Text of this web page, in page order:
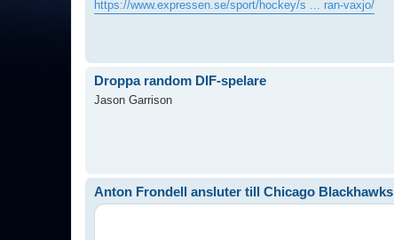
https://www.expressen.se/sport/hockey/s ... ran-vaxjo/
Droppa random DIF-spelare
Jason Garrison
Anton Frondell ansluter till Chicago Blackhawks